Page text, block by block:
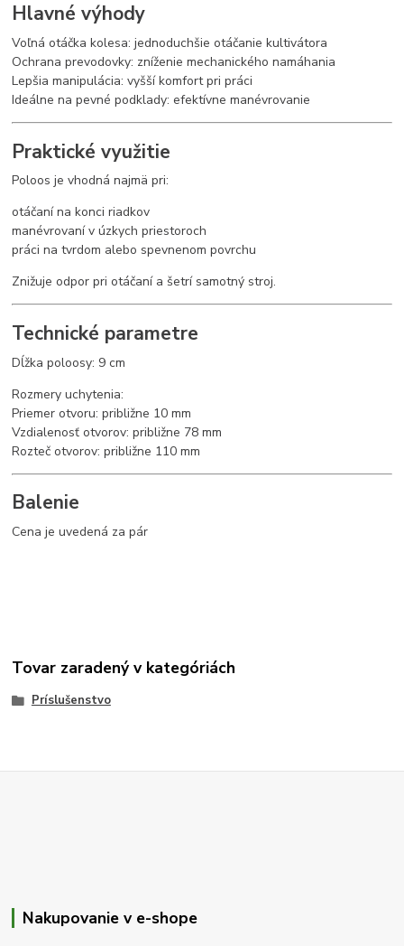
Hlavné výhody
Voľná otáčka kolesa: jednoduchšie otáčanie kultivátora
Ochrana prevodovky: zníženie mechanického namáhania
Lepšia manipulácia: vyšší komfort pri práci
Ideálne na pevné podklady: efektívne manévrovanie
Praktické využitie
Poloos je vhodná najmä pri:
otáčaní na konci riadkov
manévrovaní v úzkych priestoroch
práci na tvrdom alebo spevnenom povrchu
Znižuje odpor pri otáčaní a šetrí samotný stroj.
Technické parametre
Dĺžka poloosy: 9 cm
Rozmery uchytenia:
Priemer otvoru: približne 10 mm
Vzdialenosť otvorov: približne 78 mm
Rozteč otvorov: približne 110 mm
Balenie
Cena je uvedená za pár
Tovar zaradený v kategóriách
Príslušenstvo
Nakupovanie v e-shope